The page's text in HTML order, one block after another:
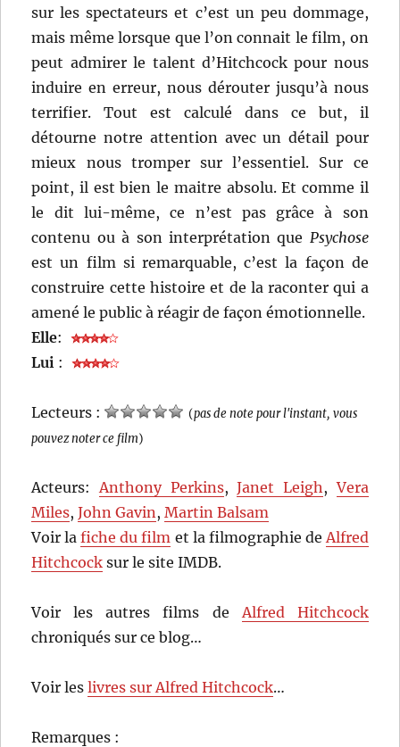
sur les spectateurs et c’est un peu dommage,
mais même lorsque que l’on connait le film, on
peut admirer le talent d’Hitchcock pour nous
induire en erreur, nous dérouter jusqu’à nous
terrifier. Tout est calculé dans ce but, il
détourne notre attention avec un détail pour
mieux nous tromper sur l’essentiel. Sur ce
point, il est bien le maitre absolu. Et comme il
le dit lui-même, ce n’est pas grâce à son
contenu ou à son interprétation que Psychose
est un film si remarquable, c’est la façon de
construire cette histoire et de la raconter qui a
amené le public à réagir de façon émotionnelle.
Elle:
Lui :
Lecteurs : (pas de note pour l'instant, vous
pouvez noter ce film)
Acteurs: Anthony Perkins,Janet Leigh ,Vera
Miles,John Gavin ,Martin Balsam
Voir lafiche du film et la filmographie de Alfred
Hitchcock sur le site IMDB.
Voir les autres films de Alfred Hitchcock
chroniqués sur ce blog…
Voir leslivres sur Alfred Hitchcock…
Remarques :